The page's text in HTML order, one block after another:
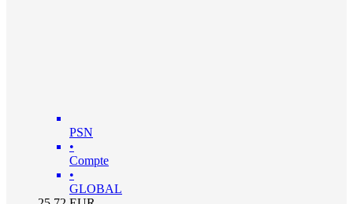
PSN
•
Compte
•
GLOBAL